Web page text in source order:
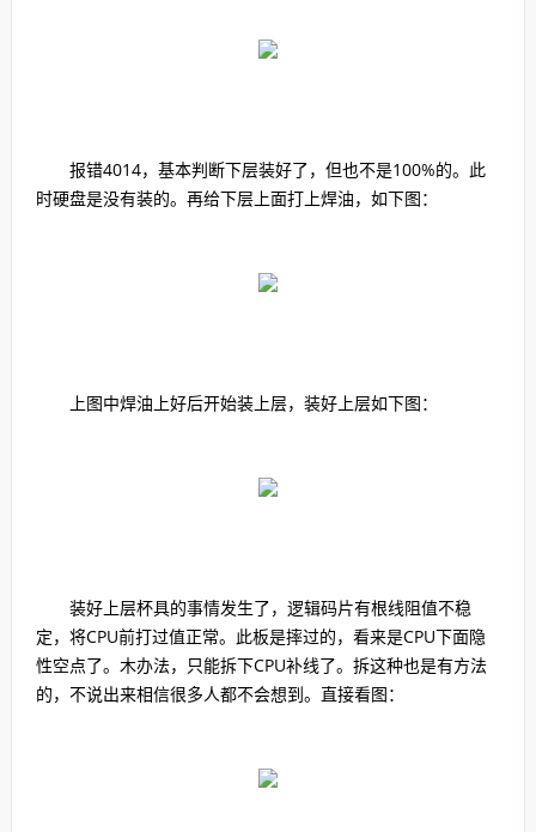
报错4014，基本判断下层装好了，但也不是100%的。此
时硬盘是没有装的。再给下层上面打上焊油，如下图：
上图中焊油上好后开始装上层，装好上层如下图：
装好上层杯具的事情发生了，逻辑码片有根线阻值不稳
定，将CPU前打过值正常。此板是摔过的，看来是CPU下面隐
性空点了。木办法，只能拆下CPU补线了。拆这种也是有方法
的，不说出来相信很多人都不会想到。直接看图：